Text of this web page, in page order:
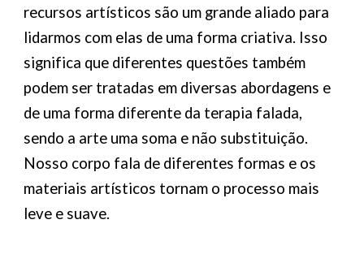
recursos artísticos são um grande aliado para
lidarmos com elas de uma forma criativa. Isso
significa que diferentes questões também
podem ser tratadas em diversas abordagens e
de uma forma diferente da terapia falada,
sendo a arte uma soma e não substituição.
Nosso corpo fala de diferentes formas e os
materiais artísticos tornam o processo mais
leve e suave.